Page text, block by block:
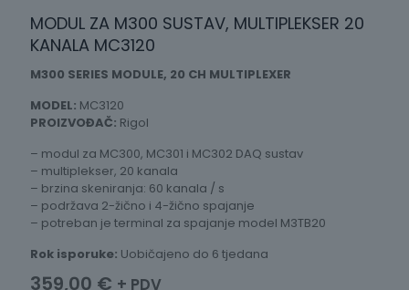
MODUL ZA M300 SUSTAV, MULTIPLEKSER 20
KANALA MC3120
M300 SERIES MODULE, 20 CH MULTIPLEXER
MODEL: MC3120
PROIZVOĐAČ: Rigol
– modul za MC300, MC301 i MC302 DAQ sustav
– multiplekser, 20 kanala
– brzina skeniranja: 60 kanala / s
– podržava 2-žično i 4-žično spajanje
– potreban je terminal za spajanje model M3TB20
Rok isporuke: Uobičajeno do 6 tjedana
359,00 € + PDV